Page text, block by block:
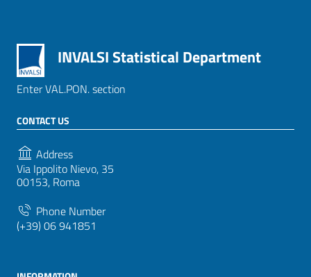
INVALSI Statistical Department
Enter VAL.PON. section
CONTACT US
Address
Via Ippolito Nievo, 35
00153, Roma
Phone Number
(+39) 06 941851